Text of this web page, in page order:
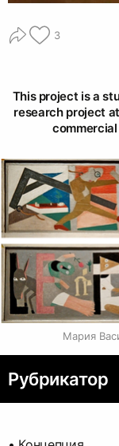
3
This project is a
research project
Мария
Рубрикатор